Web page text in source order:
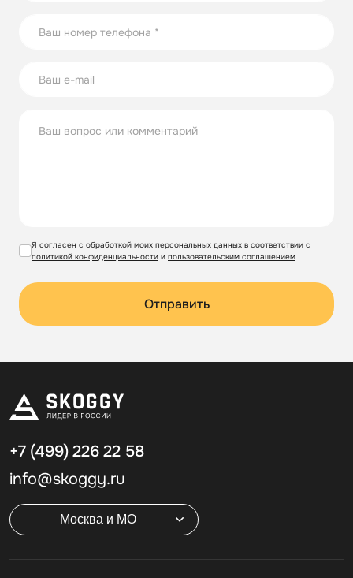
Я согласен с обработкой моих персональных данных в соответствии с
политикой конфиденциальности и пользовательским соглашением
Отправить
+7 (499) 226 22 58
info@skoggy.ru
Москва и МО